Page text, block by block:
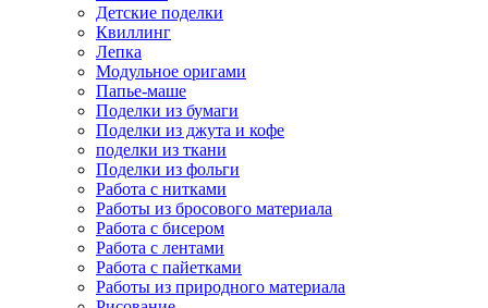
Детские поделки
Квиллинг
Лепка
Модульное оригами
Папье-маше
Поделки из бумаги
Поделки из джута и кофе
поделки из ткани
Поделки из фольги
Работа с нитками
Работы из бросового материала
Работа с бисером
Работа с лентами
Работа с пайетками
Работы из природного материала